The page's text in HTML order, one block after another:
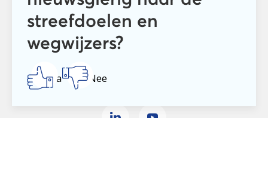
Schrijf je in voor LOWANieuws
streefdoelen en
wegwijzers?
(Vereist) Ja Nee